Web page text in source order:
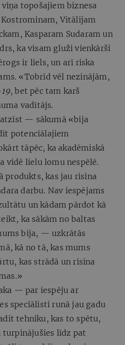
topošajiem biznesa
Vitālijam
Kasparam Sudaram un
ka visam gluži vienkārši
ir liels, un arī riska
«Tobrīd vēl nezinājām,
, bet pēc tam karš
vadītājs.
atzīst — sākumā «bija
potenciālajiem
tāpēc, ka akadēmiskā
vidē lielu lomu nespēlē.
produkts, kas jau risina
darbu. Nav iespējams
un kādam pārdot kā
ka sākām no baltas
bija, — uzkrātās
kā no tā, kas mums
kas strādā un risina
— par iespēju ar
speciālisti runā jau gadu
tehniku, kas to spētu,
turpinājušies līdz pat